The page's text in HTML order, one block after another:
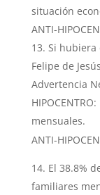
situación
ANTI-
Si hubiera
Felipe de
Advertencia
mensuales.
ANTI-
El 38.8%
familiares